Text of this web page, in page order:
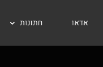
אדאו חתונות